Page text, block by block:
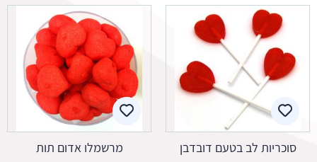
סוכריות לב בטעם דובדבן מרשמלו אדום תות